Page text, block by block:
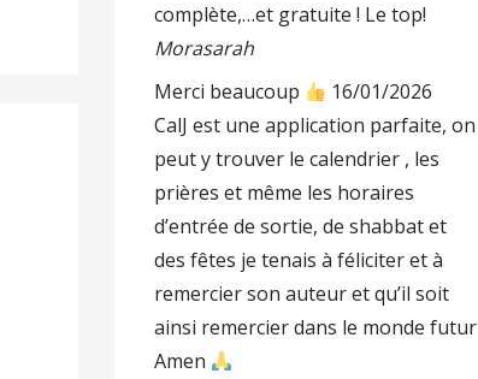
complète,…et gratuite ! Le top!
Morasarah
Merci beaucoup
16/01/2026
CalJ est une application parfaite, on
peut y trouver le calendrier , les
prières et même les horaires
d’entrée de sortie, de shabbat et
des fêtes je tenais à féliciter et à
remercier son auteur et qu’il soit
ainsi remercier dans le monde futur
Amen